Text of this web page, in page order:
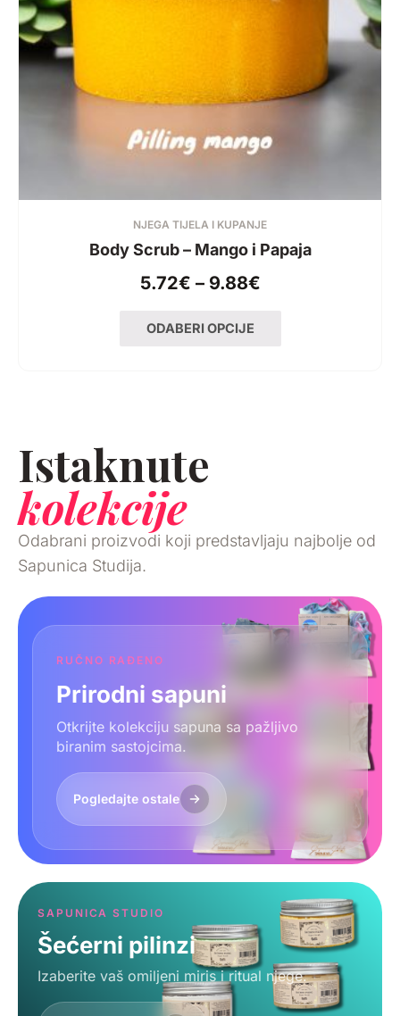
NJEGA TIJELA I KUPANJE
Body Scrub – Mango i Papaja
5.72€ – 9.88€
ODABERI OPCIJE
Istaknute
kolekcije
Odabrani proizvodi koji predstavljaju najbolje od
Sapunica Studija.
RUČNO RAĐENO
Prirodni sapuni
Otkrijte kolekciju sapuna sa pažljivo
biranim sastojcima.
Pogledajte ostale
SAPUNICA STUDIO
Šećerni pilinzi
Izaberite vaš omiljeni miris i ritual njege.